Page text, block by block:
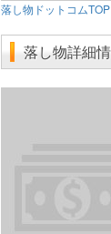
落し物ドットコムTOP
落し物詳細